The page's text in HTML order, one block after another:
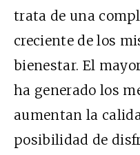
trata de una
creciente de los
bienestar. El
ha generado los
aumentan la
posibilidad de